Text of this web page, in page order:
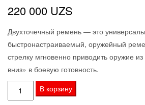
220 000 UZS
Двухточечный ремень — это
быстронастраиваемый, оружейный
стрелку мгновенно приводить оружие
вниз» в боевую готовность.
Количество
товара
В корзину